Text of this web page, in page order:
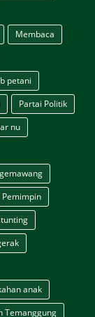
Membaca
petani
Partai Politik
nu
Pemimpin
anak
Temanggung